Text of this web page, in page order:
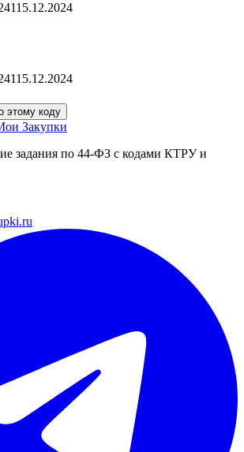
15.12.2024
15.12.2024
этому коду
задания по 44-ФЗ с кодами КТРУ и